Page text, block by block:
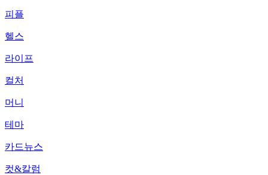
피플
헬스
라이프
컬처
머니
테마
카드뉴스
컷&칼럼